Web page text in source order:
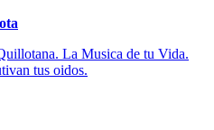
La Musica de tu Vida.
tus oidos.